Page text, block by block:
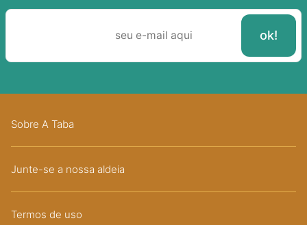
Sobre A Taba
Junte-se a nossa aldeia
Termos de uso